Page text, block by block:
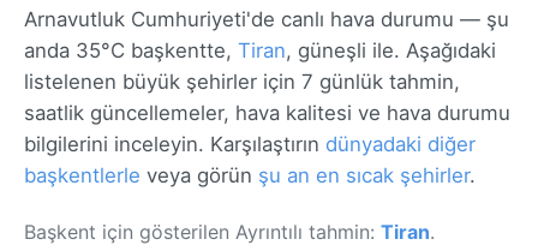
Arnavutluk Cumhuriyeti'de canlı hava durumu — şu
anda 35°C başkentte, Tiran, güneşli ile. Aşağıdaki
listelenen büyük şehirler için 7 günlük tahmin,
saatlik güncellemeler, hava kalitesi ve hava durumu
bilgilerini inceleyin. Karşılaştırın dünyadaki diğer
başkentlerle veya görün şu an en sıcak şehirler.
Başkent için gösterilen Ayrıntılı tahmin: Tiran.